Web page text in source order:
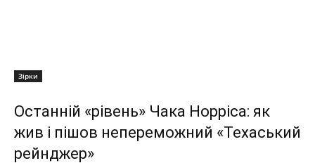
Зірки
Останній «рівень» Чака Норріса: як
жив і пішов непереможний «Техаський
рейнджер»